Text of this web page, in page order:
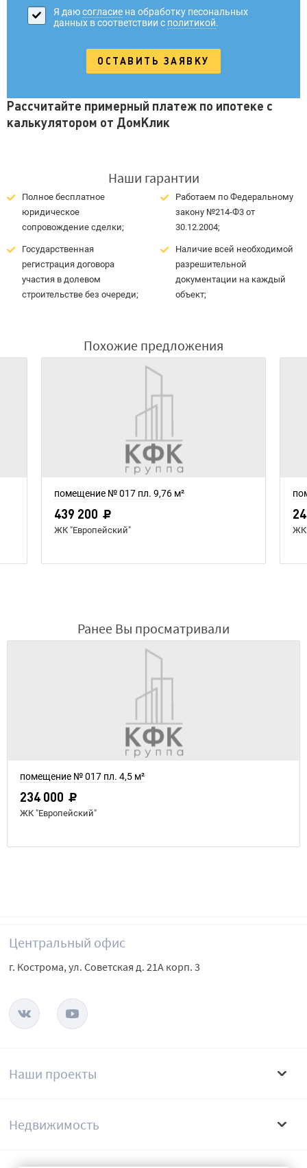
Я даюсогласие на обработку песональных
данных в соответствии с политикой.
Рассчитайте примерный платеж по ипотеке с
калькулятором от ДомКлик
Наши гарантии
Полное бесплатное
юридическое
сопровождение сделки;
Государственная
регистрация договора
участия в долевом
строительстве без очереди;
Работаем по Федеральному
закону №214-Ф3 от
30.12.2004;
Наличие всей необходимой
разрешительной
документации на каждый
объект;
Похожие предложения
помещение № 017 пл. 9,76 м²
439 200
ЖК "Европейский" ЖК
Ранее Вы просматривали
помещение № 017 пл. 4,5 м²
234 000
ЖК "Европейский"
Наши проекты
Недвижимость
Центральный офис
г. Кострома, ул. Советская д. 21А корп. 3